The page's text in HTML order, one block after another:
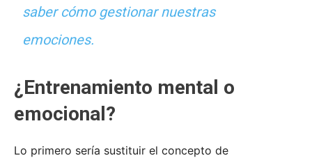
saber cómo gestionar nuestras
emociones.
¿Entrenamiento mental o
emocional?
Lo primero sería sustituir el concepto de